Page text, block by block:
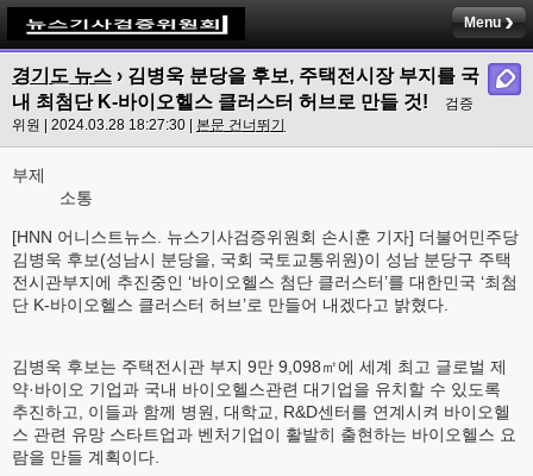
Menu
경기도 뉴스 › 김병욱 분당을 후보, 주택전시장 부지를 국
내 최첨단 K-바이오헬스 클러스터 허브로 만들 것!
검증
위원 | 2024.03.28 18:27:30 | 본문 건너뛰기
부제
소통
[HNN 어니스트뉴스. 뉴스기사검증위원회 손시훈 기자] 더불어민주당
김병욱 후보(성남시 분당을, 국회 국토교통위원)이 성남 분당구 주택
전시관부지에 추진중인 ‘바이오헬스 첨단 클러스터’를 대한민국 ‘최첨
단 K-바이오헬스 클러스터 허브’로 만들어 내겠다고 밝혔다.
김병욱 후보는 주택전시관 부지 9만 9,098㎡에 세계 최고 글로벌 제
약·바이오 기업과 국내 바이오헬스관련 대기업을 유치할 수 있도록
추진하고, 이들과 함께 병원, 대학교, R&D센터를 연계시켜 바이오헬
스 관련 유망 스타트업과 벤처기업이 활발히 출현하는 바이오헬스 요
람을 만들 계획이다.